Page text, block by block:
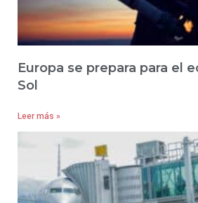
Europa se prepara para el
Sol
Leer más »